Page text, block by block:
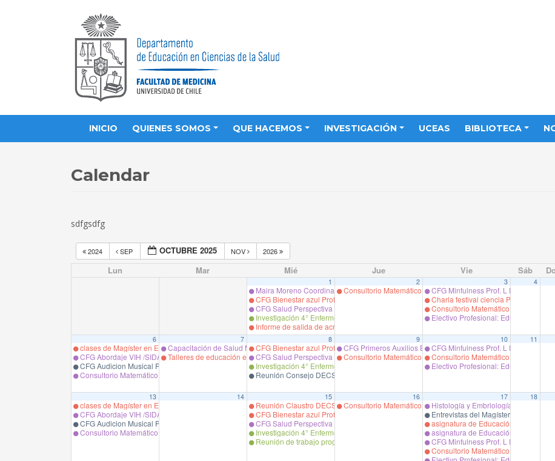
INICIO QUIENES SOMOS QUE HACEMOS INVESTIGACIÓN UCEAS BIBLIOTECA
Calendar
sdfgsdfg
2024 SEP OCTUBRE 2025 NOV 2026
Lun Mar Mié Jue Vie Sáb
1
Maira Moreno Coordinadora Proyecto LatAm FINGERS – Chile Hospital Clínico
CFG Bienestar azul Prof. Paulina Larrondo
CFG Salud Perspectiva de Genero Prof. Daniela G.
Investigación 4° Enfermeria Prof. Mejia. /Garrido
Informe de salida de acreditación Magíster.
2
Consultorio Matemático Prof. Ingrid Galaz Paredes
3
CFG Minfulness Prof. L Estrada.
Charla festival ciencia Prof. Besoain.
Consultorio Matemático Prof. Ingrid
Electivo Profesional: Educación
4
6
clases de Magíster en Educación en Ciencias de la Salud,
CFG Abordaje VIH /SIDA. Prof. S. Oyarzo
CFG Audicion Musical Prof. S. Garrido.
Consultorio Matemático Prof. Ingrid Galaz Paredes.
7
Capacitación de Salud Mental Curso MIIM 2 2025 prof. Mónica Espinoza Barrios.
Talleres de educación en dolor dirigidos a pacientes del CCR
8
CFG Bienestar azul Prof. Paulina Larrondo
CFG Salud Perspectiva de Genero Prof. Daniela G.
Investigación 4° Enfermeria Prof. Mejia. /Garrido
Reunión Consejo DECSA.
9
CFG Primeros Auxilios Enfermería.
Consultorio Matemático Prof. Ingrid Galaz Paredes
10
CFG Minfulness Prof. L Estrada.
Consultorio Matemático Prof. Ingrid
Electivo Profesional: Educación
11
13
clases de Magíster en Educación en Ciencias de la Salud,
CFG Abordaje VIH /SIDA. Prof. S. Oyarzo
CFG Audicion Musical Prof. S. Garrido.
Consultorio Matemático Prof. Ingrid Galaz Paredes.
14 15
Reunión Claustro DECSA: Microcredenciales
CFG Bienestar azul Prof. Paulina Larrondo
CFG Salud Perspectiva de Genero Prof. Daniela G.
Investigación 4° Enfermeria Prof. Mejia. /Garrido
Reunión de trabajo programas Magister 2026
16
Consultorio Matemático Prof. Ingrid Galaz Paredes
17
Histología y Embriología
Entrevistas del Magíster.
asignatura de Educación para la
asignatura de Educación para la
CFG Minfulness Prof. L Estrada.
Consultorio Matemático Prof. Ingrid
18